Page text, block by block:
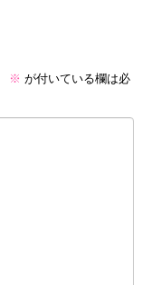
※ が付いている欄は必